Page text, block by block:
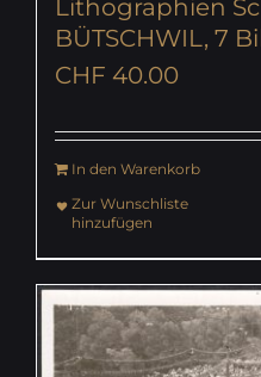
Lithographien
BÜTSCHWIL, 7
CHF 40.00
In den Warenkorb
Zur Wunschliste
hinzufügen